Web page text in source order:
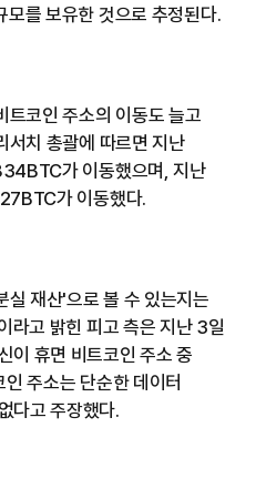
를 보유한 것으로 추정된다.
트코인 주소의 이동도 늘고
서치 총괄에 따르면 지난
가 이동했으며, 지난
가 이동했다.
실 재산'으로 볼 수 있는지는
라고 밝힌 피고 측은 지난 3일
이 휴면 비트코인 주소 중
주소는 단순한 데이터
다고 주장했다.